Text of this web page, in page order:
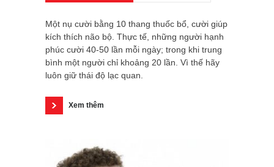
Một nụ cười bằng 10 thang thuốc bổ, cười giúp
kích thích não bộ. Thực tế, những người hạnh
phúc cười 40-50 lần mỗi ngày; trong khi trung
bình một người chỉ khoảng 20 lần. Vì thế hãy
luôn giữ thái độ lạc quan.
Xem thêm